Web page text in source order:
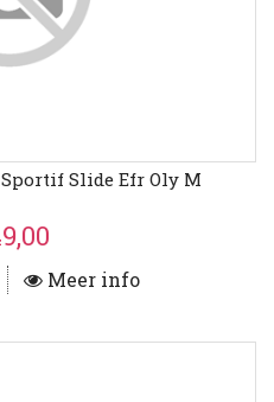
Slide Efr Oly M
Meer info